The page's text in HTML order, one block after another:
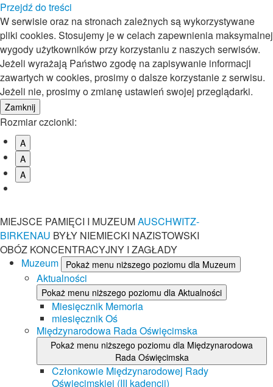
Przejdź do treści
W serwisie oraz na stronach zależnych są wykorzystywane
pliki cookies. Stosujemy je w celach zapewnienia maksymalnej
wygody użytkowników przy korzystaniu z naszych serwisów.
Jeżeli wyrażają Państwo zgodę na zapisywanie informacji
zawartych w cookies, prosimy o dalsze korzystanie z serwisu.
Jeżeli nie, prosimy o zmianę ustawień swojej przeglądarki.
Rozmiar czcionki:
A
A
A
MIEJSCE PAMIĘCI I MUZEUMAUSCHWITZ-
BIRKENAU BYŁY NIEMIECKI NAZISTOWSKI
OBÓZ KONCENTRACYJNY I ZAGŁADY
Muzeum
Pokaż menu niższego poziomu dla Muzeum
Aktualności
Pokaż menu niższego poziomu dla Aktualności
Miesięcznik Memoria
miesięcznik Oś
Międzynarodowa Rada Oświęcimska
Pokaż menu niższego poziomu dla Międzynarodowa
Rada Oświęcimska
Członkowie Międzynarodowej Rady
Oświęcimskiej (III kadencji)